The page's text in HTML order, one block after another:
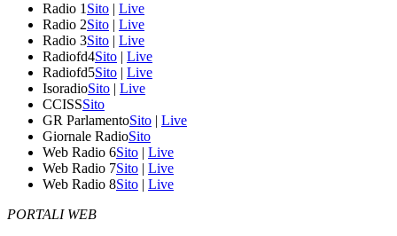
Radio 1 Sito | Live
Radio 2Sito | Live
Radio 3Sito | Live
Radiofd4Sito | Live
Radiofd5Sito | Live
IsoradioSito | Live
CCISSSito
GR ParlamentoSito | Live
Giornale RadioSito
Web Radio 6Sito | Live
Web Radio 7Sito | Live
Web Radio 8Sito | Live
PORTALI WEB